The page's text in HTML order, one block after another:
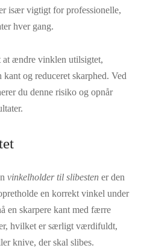
især vigtigt for professionelle,
hver gang.
at ændre vinklen utilsigtet,
og reduceret skarphed. Ved
du denne risiko og opnår
vinkelholder til slibesten er den
en korrekt vinkel under
en skarpere kant med færre
hvilket er særligt værdifuldt,
knive, der skal slibes.